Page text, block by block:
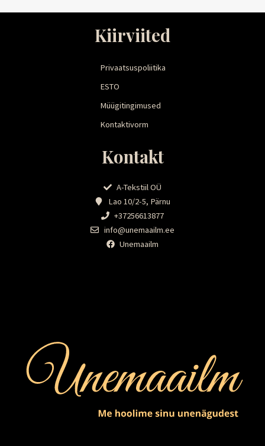
Kiirviited
Privaatsuspoliitika
ESTO
Müügitingimused
Kontaktivorm
Kontakt
A-Tekstiil OÜ
Lao 10/2-5, Pärnu
+37256613877
info@unemaailm.ee
Unemaailm